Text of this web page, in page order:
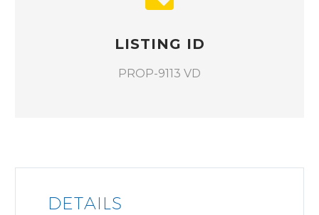
LISTING ID
PROP-9113 VD
DETAILS